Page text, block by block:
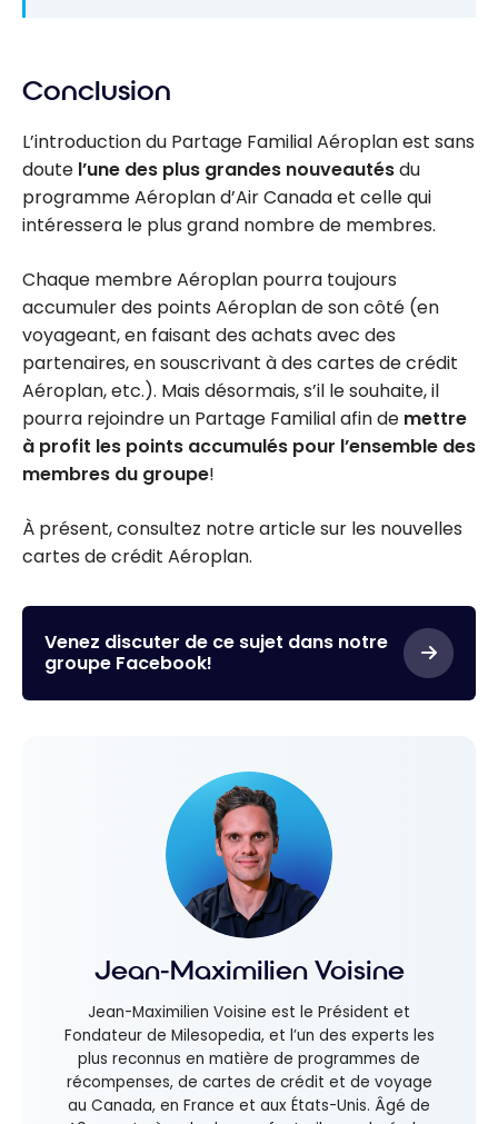
Conclusion
L’introduction du Partage Familial Aéroplan est sans
doute l’une des plus grandes nouveautésdu
programme Aéroplan d’Air Canada et celle qui
intéressera le plus grand nombre de membres.
Chaque membre Aéroplan pourra toujours
accumuler des points Aéroplan de son côté (en
voyageant, en faisant des achats avec des
partenaires, en souscrivant à des cartes de crédit
Aéroplan, etc.). Mais désormais, s’il le souhaite, il
pourra rejoindre un Partage Familial afin de mettre
à profit les points accumulés pour l’ensemble des
membres du groupe!
À présent, consultez notre article sur les nouvelles
cartes de crédit Aéroplan.
Venez discuter de ce sujet dans notre
groupe Facebook!
Jean-Maximilien Voisine
Jean-Maximilien Voisine est le Président et
Fondateur de Milesopedia, et l’un des experts les
plus reconnus en matière de programmes de
récompenses, de cartes de crédit et de voyage
au Canada, en France et aux États-Unis. Âgé de